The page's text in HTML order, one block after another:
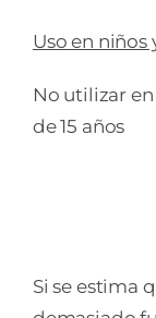
Uso en niños
No utilizar
de 15 años
Si se estima